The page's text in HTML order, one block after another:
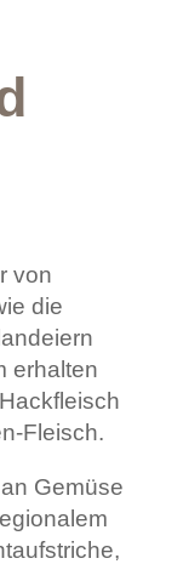
von
die
erhalten
Fleisch.
Gemüse